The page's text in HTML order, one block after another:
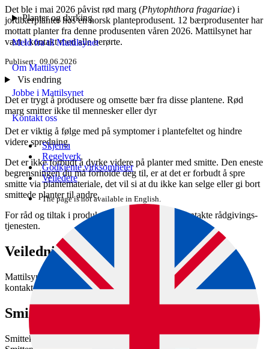
Planter og dyrking
Meld fra til Mattilsynet
Om Mattilsynet
Jobbe i Mattilsynet
Kontakt oss
Skjema
Regelverk
Godkjente virksomheter
Veiledere
The page is not available in English.
Det ble i mai 2026 påvist rød marg (Phytophthora fragariae) i
jordbærplanter hos en norsk planteprodusent. 12 bærprodusenter har
mottatt planter fra denne produsenten våren 2026. Mattilsynet har
vært i kontakt med alle berørte.
Publisert 09.06.2026
Vis endring
Det er trygt å produsere og omsette bær fra disse plantene. Rød
marg smitter ikke til mennesker eller dyr
Det er viktig å følge med på symptomer i plante­feltet og hindre
videre spredning.
Det er ikke forbudt å dyrke videre på planter med smitte. Den eneste
begrensningen du må forholde deg til, er at det er forbudt å spre
smitte via plantemateriale, det vil si at du ikke kan selge eller gi bort
smittede planter til andre.
For råd og tiltak i produksjonen anbefaler vi å kontakte rådgivings­
tjenesten.
Veiledning og kontakt
Mattilsynet prioriterer å gi god informasjon til alle berørte. Ta
kontakt med oss dersom du har behov for mer informasjon.
Smittesporing
Smittekilden hos plante­produsenten er foreløpig ikke fast­slått.